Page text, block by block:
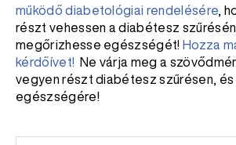
működő diabetológiai rendelésére ,
részt vehessen a diabétesz
megőrizhesse egészségét! Hozza
kérdőívet!
Ne várja meg a
vegyen részt diabétesz szűrésen, és
egészségére!